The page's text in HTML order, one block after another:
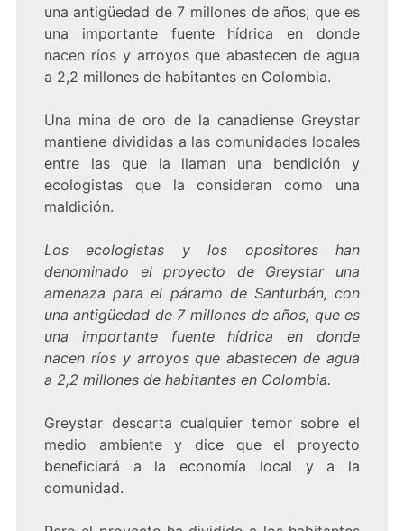
una antigüedad de 7 millones de años, que es
una importante fuente hídrica en donde
nacen ríos y arroyos que abastecen de agua
a 2,2 millones de habitantes en Colombia.
Una mina de oro de la canadiense Greystar
mantiene divididas a las comunidades locales
entre las que la llaman una bendición y
ecologistas que la consideran como una
maldición.
Los ecologistas y los opositores han
denominado el proyecto de Greystar una
amenaza para el páramo de Santurbán, con
una antigüedad de 7 millones de años, que es
una importante fuente hídrica en donde
nacen ríos y arroyos que abastecen de agua
a 2,2 millones de habitantes en Colombia.
Greystar descarta cualquier temor sobre el
medio ambiente y dice que el proyecto
beneficiará a la economía local y a la
comunidad.